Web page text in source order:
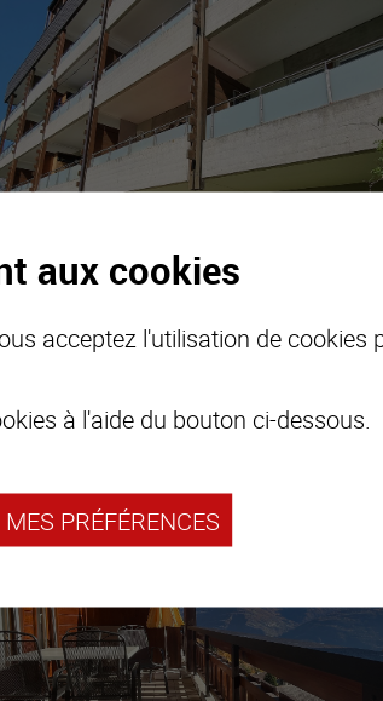
aux cookies
acceptez l'utilisation de
à l'aide du bouton ci-dessous.
MES PRÉFÉRENCES